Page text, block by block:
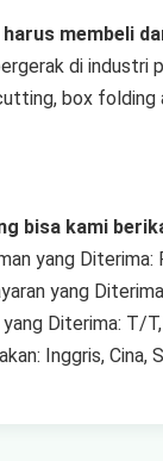
membeli
di
box folding
bisa kami
yang Diterima:
yang Diterima:
Diterima: T/
Inggris, Cina,